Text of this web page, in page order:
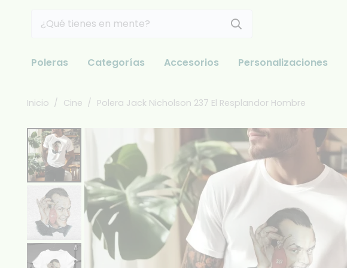
Poleras Categorías Accesorios Personalizaciones
Inicio / Cine / Polera Jack Nicholson 237 El Resplandor Hombre